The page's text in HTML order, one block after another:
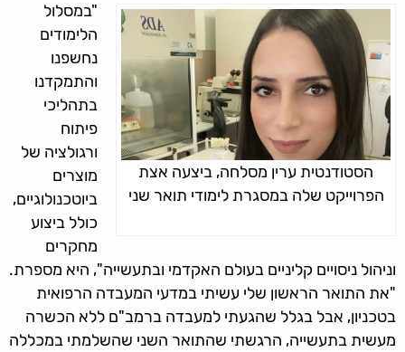
הסטודנטית ערין מסלחה, ביצעה אצת
הפרוייקט שלה במסגרת לימודי תואר שני
"במסלול
הלימודים
נחשפנו
והתמקדנו
בתהליכי
פיתוח
ורגולציה של
מוצרים
ביוטכנולוגיים,
כולל ביצוע
מחקרים
וניהול ניסויים קליניים בעולם האקדמי ובתעשייה", היא מספרת.
"את התואר הראשון שלי עשיתי במדעי המעבדה הרפואית
בטכניון, אבל בגלל שהגעתי למעבדה ברמב"ם ללא הכשרה
מעשית בתעשייה, הרגשתי שהתואר השני שהשלמתי במכללה